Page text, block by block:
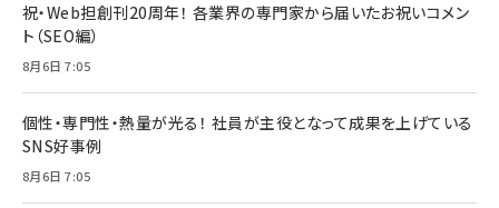
祝・Web担創刊20周年！ 各業界の専門家から届いたお祝いコメン
ト（SEO編）
8月6日 7:05
個性・専門性・熱量が光る！ 社員が主役となって成果を上げている
SNS好事例
8月6日 7:05